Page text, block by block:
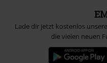
Lade dir jetzt kostenlos
die vielen neuen